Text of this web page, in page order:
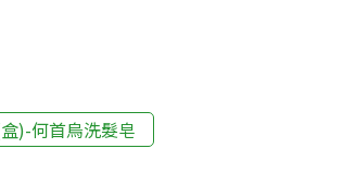
)-何首烏洗髮皂